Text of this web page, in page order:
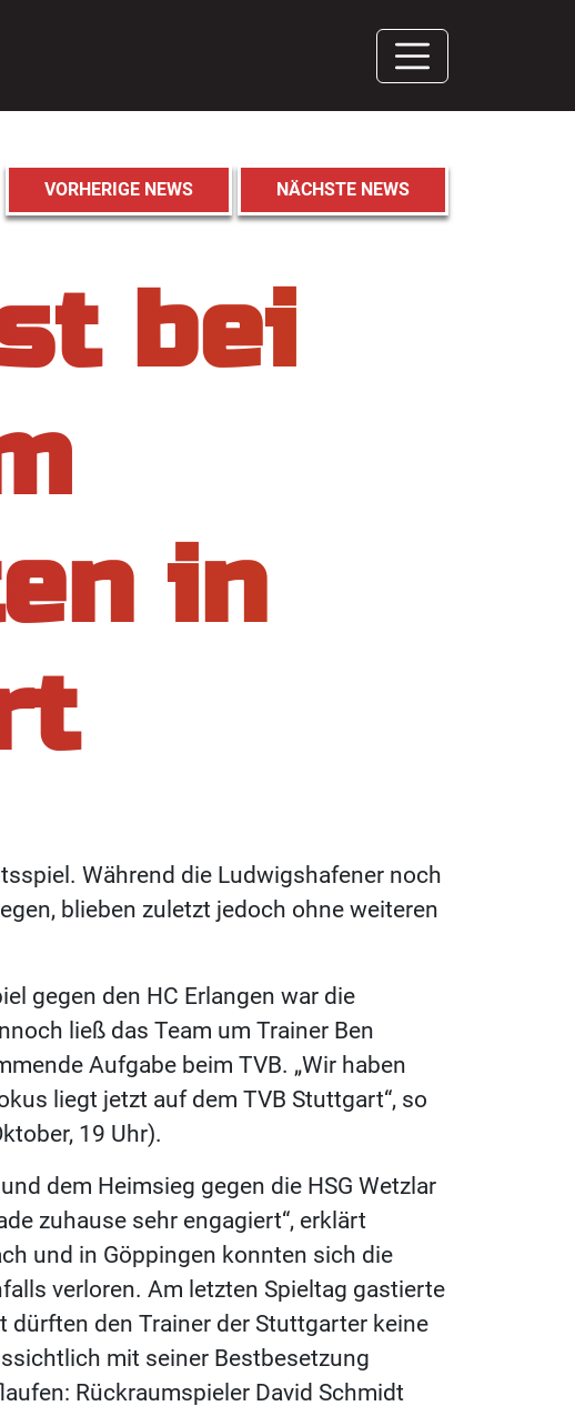
VORHERIGE NEWS
NÄCHSTE NEWS
bei
in
Während die Ludwigshafener noch
blieben zuletzt jedoch ohne weiteren
gegen den HC Erlangen war die
ließ das Team um Trainer Ben
Aufgabe beim TVB. „Wir haben
liegt jetzt auf dem TVB Stuttgart“, so
19 Uhr).
dem Heimsieg gegen die HSG Wetzlar
zuhause sehr engagiert“, erklärt
und in Göppingen konnten sich die
verloren. Am letzten Spieltag gastierte
den Trainer der Stuttgarter keine
mit seiner Bestbesetzung
Rückraumspieler David Schmidt